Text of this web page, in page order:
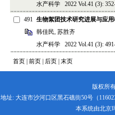
水产科学 2022 Vol.41 (3):
491 生物絮团技术研究进展与应
韩佳民, 苏胜齐
水产科学 2022 Vol.41 (3):
首页 | 前页 | 后页 末页
版权所
地址: 大连市沙河口区黑石礁街50号（
本系统由北京